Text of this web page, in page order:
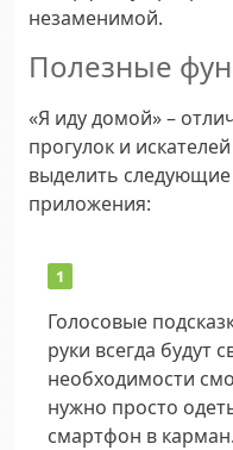
незаменимой.
Полезные
«Я иду домой» –
прогулок и
выделить
приложения:
Голосовые
руки всегда будут
необходимости
нужно просто
смартфон в карман.